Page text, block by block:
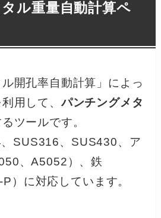
ル重量自動計算ペ
ル開孔率自動計算」によっ
用して、パンチングメタ
ツールです。
SUS316、SUS430、ア
、A5052）、鉄
）に対応しています。